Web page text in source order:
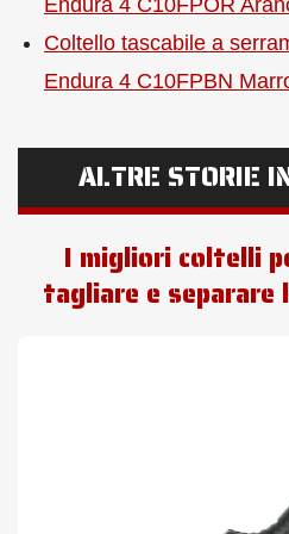
Coltello tascabile a
Endura 4 C10FPBN
ALTRE STORIE
I migliori coltelli
tagliare e separare